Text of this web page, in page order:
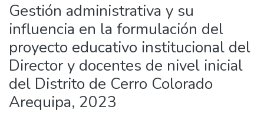
Gestión administrativa y su
influencia en la formulación del
proyecto educativo institucional del
Director y docentes de nivel inicial
del Distrito de Cerro Colorado
Arequipa, 2023